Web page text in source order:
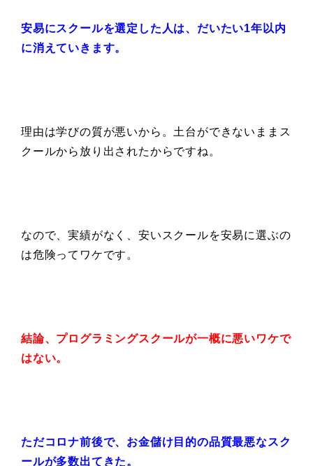
安易にスクールを選定した人は、 だいたい1年以内
に消えていきます。
理由は学びの質が悪いから。土台ができないままス
クールから放り出されたからですね。
なので、実績がなく、安いスクールを安易に選ぶの
は危険ってワケです。
結論、プログラミングスクールが一概に悪いワケで
はない。
ただコロナ前後で、お金儲け目的の品質最悪なスク
ールが多数出てきた。